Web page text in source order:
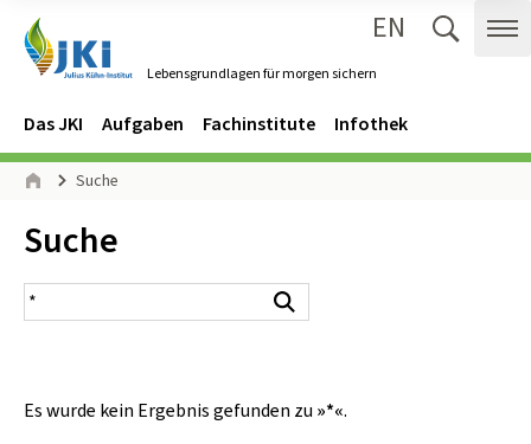
Lebensgrundlagen für morgen sichern
EN
Navigation
Hauptmenü
Das JKI Aufgaben Fachinstitute Infothek
Seitenpfad
Suche
Inhalt:
Suche
Suchergebnis
Es wurde kein Ergebnis gefunden zu »*«.